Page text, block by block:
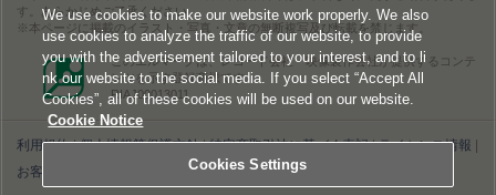
す。あらかじめご了承ください。
本ページに掲載のイラスト・写真・文章の無断複写及び転載を禁じます。
このエルマークは、レコード会社・映像製作会社が提供するコンテ
ンツを示す登録商標です。
RIAJ00013011
利用規約|個人情報等保護方針|特定商取引法に基づく表記|ライセンス情報
お客様情報の外部送信について|Cookies Settings
We use cookies to make our website work properly. We also
use cookies to analyze the traffic of our website, to provide
you with the advertisement tailored to your interest, and to li
nk our website to the social media. If you select “Accept All
Cookies”, all of these cookies will be used on our website.
Cookie Notice
Cookies Settings